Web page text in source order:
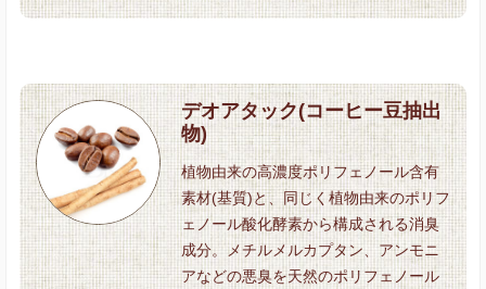
デオアタック(コーヒー豆抽出
物)
植物由来の高濃度ポリフェノール含有
素材(基質)と、同じく植物由来のポリフ
ェノール酸化酵素から構成される消臭
成分。メチルメルカプタン、アンモニ
アなどの悪臭を天然のポリフェノール